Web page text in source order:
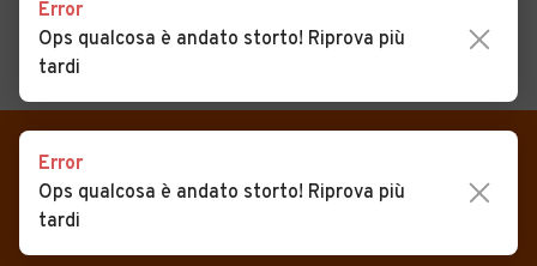
CERCA
Auto
Auto usate
Auto Km 0
VENDI
MAGAZINE
ACCEDI
Auto usate in vendita
Error
Ops qualcosa è andato storto! Riprova più
tardi
Error
Ops qualcosa è andato storto! Riprova più
tardi